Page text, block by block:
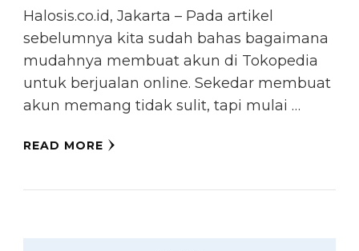
Halosis.co.id, Jakarta – Pada artikel
sebelumnya kita sudah bahas bagaimana
mudahnya membuat akun di Tokopedia
untuk berjualan online. Sekedar membuat
akun memang tidak sulit, tapi mulai …
READ MORE